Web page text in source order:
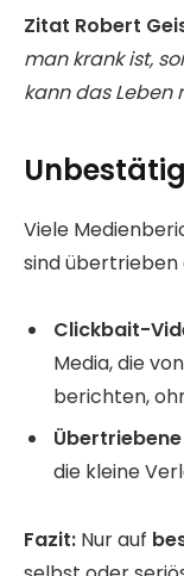
Zitat Robert
man krank ist,
kann das Leben
Viele
sind übertrieben
Clickbait-
Media, die
berichten,
die kleine
Fazit: Nur auf